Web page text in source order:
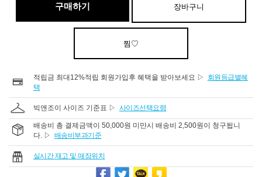
구매하기 장바구니
찜♡
적립금 최대12%적립 회원가입후 혜택을 받아보세요 ▷
회원등급별혜
택
빅앤조이 사이즈 기준표 ▷ 사이즈선택요령
배송비 총 결제금액이 50,000원 미만시 배송비 2,500원이 청구됩니
다. ▷ 배송비부과기준
실시간 재고 및 매장위치